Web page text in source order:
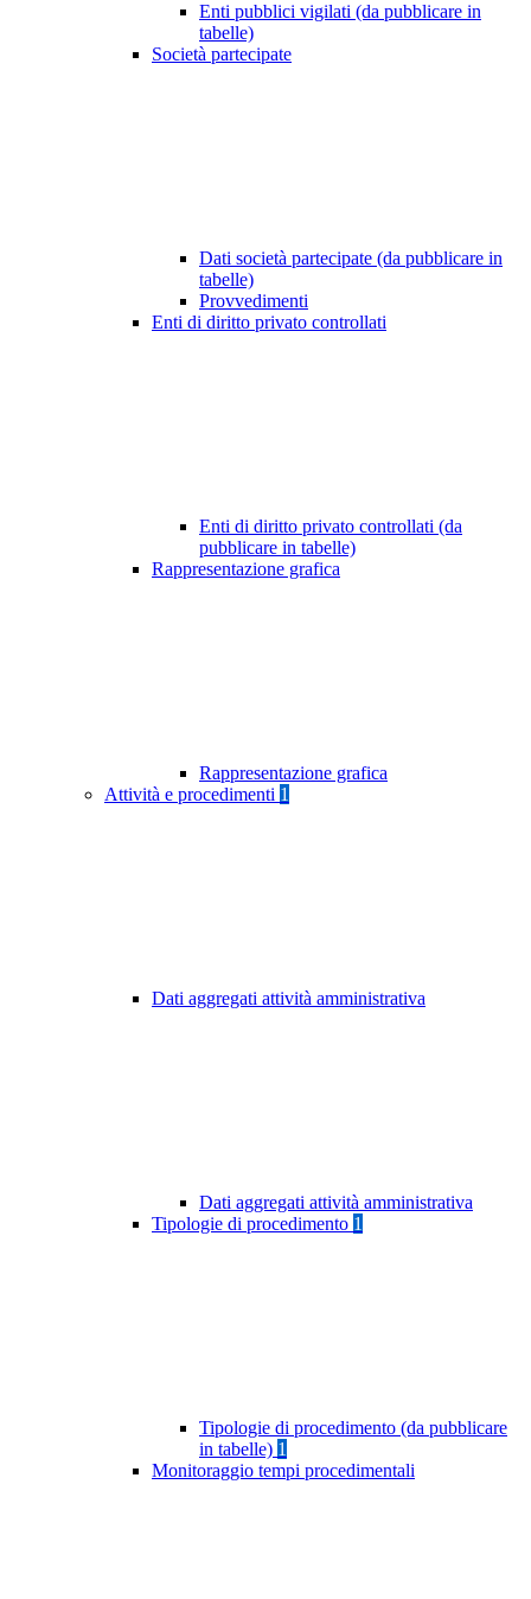
Enti pubblici vigilati (da pubblicare in
tabelle)
Società partecipate
Dati società partecipate (da pubblicare in
tabelle)
Provvedimenti
Enti di diritto privato controllati
Enti di diritto privato controllati (da
pubblicare in tabelle)
Rappresentazione grafica
Rappresentazione grafica
Attività e procedimenti 1
Dati aggregati attività amministrativa
Dati aggregati attività amministrativa
Tipologie di procedimento 1
Tipologie di procedimento (da pubblicare
in tabelle) 1
Monitoraggio tempi procedimentali